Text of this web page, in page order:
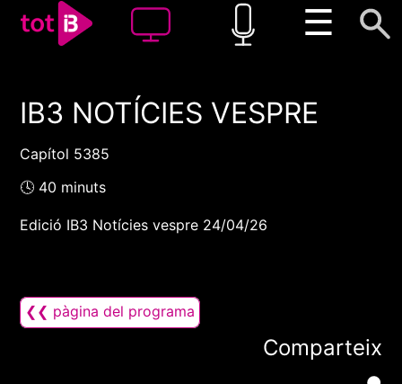
☰
00:00 00:00
IB3 NOTÍCIES VESPRE
Capítol 5385
🕓 40 minuts
Edició IB3 Notícies vespre 24/04/26
❮❮ pàgina del programa
Comparteix